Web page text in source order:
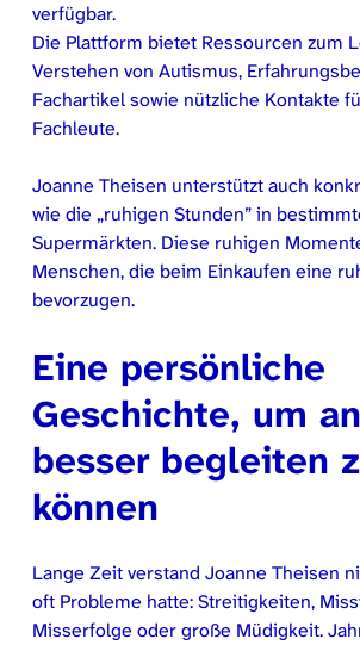
verfügbar.
Die Plattform bietet Ressourcen zum
Verstehen von Autismus,
Fachartikel sowie nützliche Kontakte
Fachleute.
Joanne Theisen unterstützt auch
wie die „ruhigen Stunden” in
Supermärkten. Diese ruhigen
Menschen, die beim Einkaufen eine
bevorzugen.
Eine persönliche
Geschichte, um
besser begleiten
können
Lange Zeit verstand Joanne Theisen
oft Probleme hatte: Streitigkeiten,
Misserfolge oder große Müdigkeit.